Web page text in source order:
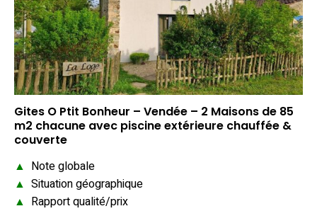
Gites O Ptit Bonheur – Vendée – 2 Maisons de 85
m2 chacune avec piscine extérieure chauffée &
couverte
▲ Note globale
▲ Situation géographique
▲ Rapport qualité/prix